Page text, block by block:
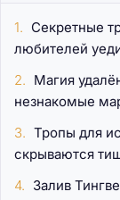
Секретные
любителей
Магия
незнакомые
Тропы для
скрываются
Залив